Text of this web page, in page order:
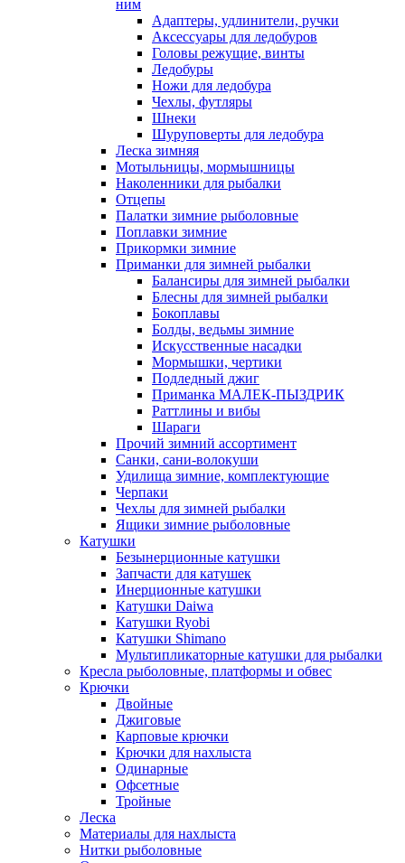
ним
Адаптеры, удлинители, ручки
Аксессуары для ледобуров
Головы режущие, винты
Ледобуры
Ножи для ледобура
Чехлы, футляры
Шнеки
Шуруповерты для ледобура
Леска зимняя
Мотыльницы, мормышницы
Наколенники для рыбалки
Отцепы
Палатки зимние рыболовные
Поплавки зимние
Прикормки зимние
Приманки для зимней рыбалки
Балансиры для зимней рыбалки
Блесны для зимней рыбалки
Бокоплавы
Болды, ведьмы зимние
Искусственные насадки
Мормышки, чертики
Подледный джиг
Приманка МАЛЕК-ПЫЗДРИК
Раттлины и вибы
Шараги
Прочий зимний ассортимент
Санки, сани-волокуши
Удилища зимние, комплектующие
Черпаки
Чехлы для зимней рыбалки
Ящики зимние рыболовные
Катушки
Безынерционные катушки
Запчасти для катушек
Инерционные катушки
Катушки Daiwa
Катушки Ryobi
Катушки Shimano
Мультипликаторные катушки для рыбалки
Кресла рыболовные, платформы и обвес
Крючки
Двойные
Джиговые
Карповые крючки
Крючки для нахлыста
Одинарные
Офсетные
Тройные
Леска
Материалы для нахлыста
Нитки рыболовные